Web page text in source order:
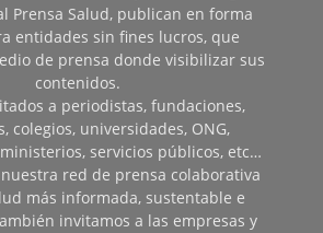
Prensa Salud, publican en forma
entidades sin fines lucros, que
de prensa donde visibilizar sus
contenidos.
a periodistas, fundaciones,
colegios, universidades, ONG,
servicios públicos, etc…
red de prensa colaborativa
más informada, sustentable e
invitamos a las empresas y